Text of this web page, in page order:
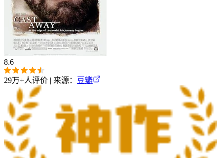
8.6
29万+人评价 | 来源： 豆瓣